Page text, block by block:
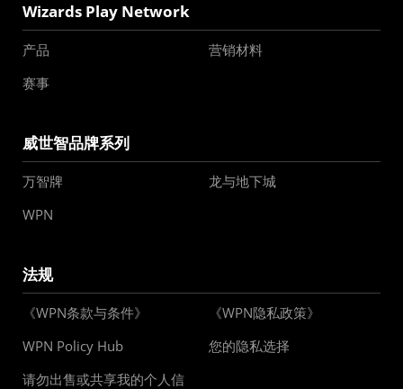
Wizards Play Network
产品
营销材料
赛事
威世智品牌系列
万智牌
龙与地下城
WPN
法规
《WPN条款与条件》
《WPN隐私政策》
WPN Policy Hub
您的隐私选择
请勿出售或共享我的个人信